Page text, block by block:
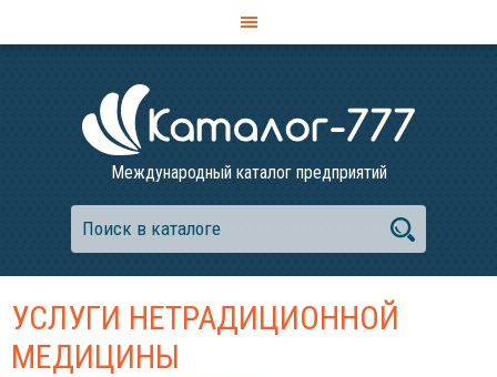
Международный каталог предприятий
УСЛУГИ НЕТРАДИЦИОННОЙ
МЕДИЦИНЫ